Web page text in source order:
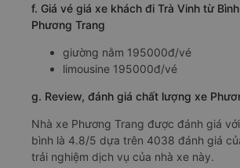
f. Giá vé giá xe khách đi Trà Vinh từ
Phương Trang
giường nằm 195000đ/vé
limousine 195000đ/vé
g. Review, đánh giá chất lượng xe
Nhà xe Phương Trang được đánh giá
bình là 4.8/5 dựa trên 4038 đánh giá
trải nghiệm dịch vụ của nhà xe này.